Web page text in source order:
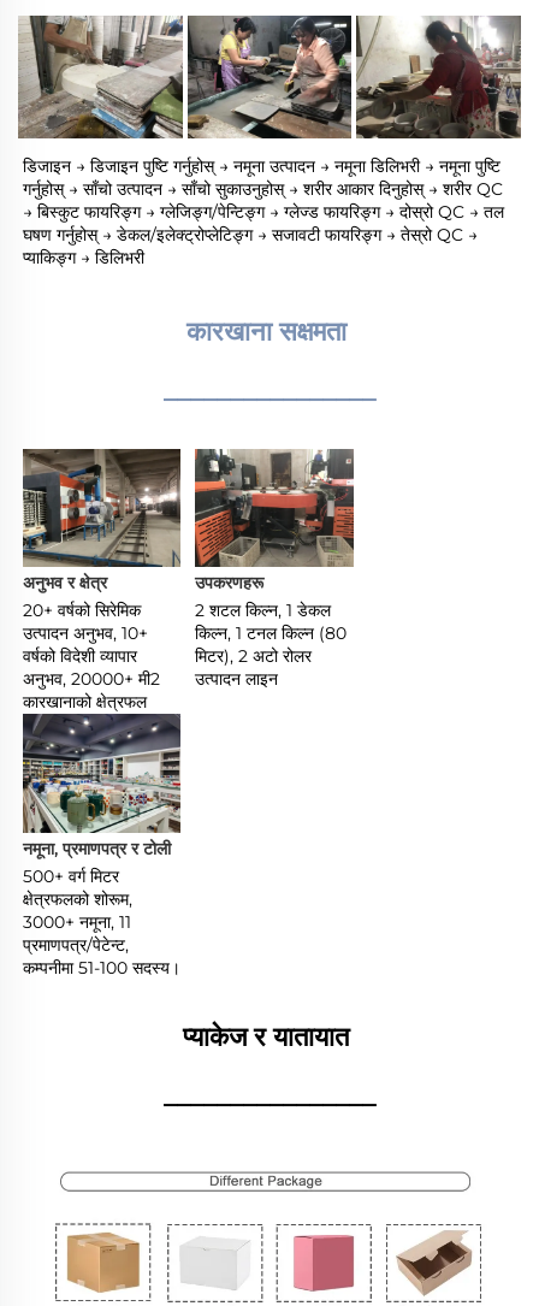
डिजाइन → डिजाइन पुष्टि गर्नुहोस् → नमूना उत्पादन → नमूना डिलिभरी → नमूना पुष्टि
गर्नुहोस् → साँचो उत्पादन → साँचो सुकाउनुहोस् → शरीर आकार दिनुहोस् → शरीर QC
→ बिस्कुट फायरिङ्ग → ग्लेजिङ्ग/पेन्टिङ्ग → ग्लेज्ड फायरिङ्ग → दोस्रो QC → तल
घषण गर्नुहोस् → डेकल/इलेक्ट्रोप्लेटिङ्ग → सजावटी फायरिङ्ग → तेस्रो QC →
प्याकिङ्ग → डिलिभरी
कारखाना सक्षमता
________________
अनुभव र क्षेत्र
20+ वर्षको सिरेमिक
उत्पादन अनुभव, 10+
वर्षको विदेशी व्यापार
अनुभव, 20000+ मी2
कारखानाको क्षेत्रफल
उपकरणहरू
2 शटल किल्न, 1 डेकल
किल्न, 1 टनल किल्न (80
मिटर), 2 अटो रोलर
उत्पादन लाइन
नमूना, प्रमाणपत्र र टोली
500+ वर्ग मिटर
क्षेत्रफलको शोरूम,
3000+ नमूना, 11
प्रमाणपत्र/पेटेन्ट,
प्याकेज र यातायात
________________